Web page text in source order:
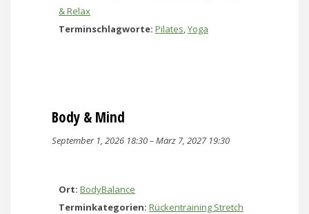
& Relax
Terminschlagworte: Pilates,Yoga
Body & Mind
September 1, 2026 18:30–März 7, 2027 19:30
Ort: BodyBalance
Terminkategorien: Rückentraining Stretch